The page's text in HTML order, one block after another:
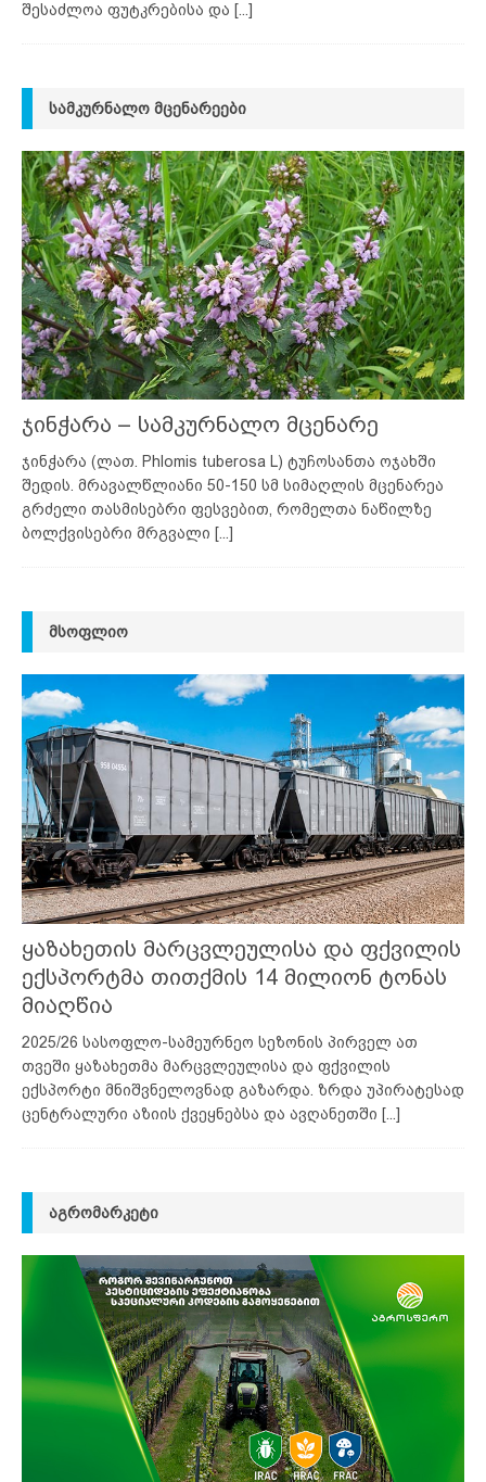
შესაძლოა ფუტკრებისა და [...]
ᲡᲐᲛᲙᲣᲠᲜᲐᲚᲝ ᲛᲪᲔᲜᲐᲠᲔᲔᲑᲘ
ჯინჭარა – სამკურნალო მცენარე
ჯინჭარა (ლათ. Phlomis tuberosa L) ტუჩოსანთა ოჯახში
შედის. მრავალწლიანი 50-150 სმ სიმაღლის მცენარეა
გრძელი თასმისებრი ფესვებით, რომელთა ნაწილზე
ბოლქვისებრი მრგვალი [...]
ᲛᲡᲝᲤᲚᲘᲝ
ყაზახეთის მარცვლეულისა და ფქვილის
ექსპორტმა თითქმის 14 მილიონ ტონას
მიაღწია
2025/26 სასოფლო-სამეურნეო სეზონის პირველ ათ
თვეში ყაზახეთმა მარცვლეულისა და ფქვილის
ექსპორტი მნიშვნელოვნად გაზარდა. ზრდა უპირატესად
ცენტრალური აზიის ქვეყნებსა და ავღანეთში [...]
ᲐᲒᲠᲝᲛᲐᲠᲙᲔᲢᲘ